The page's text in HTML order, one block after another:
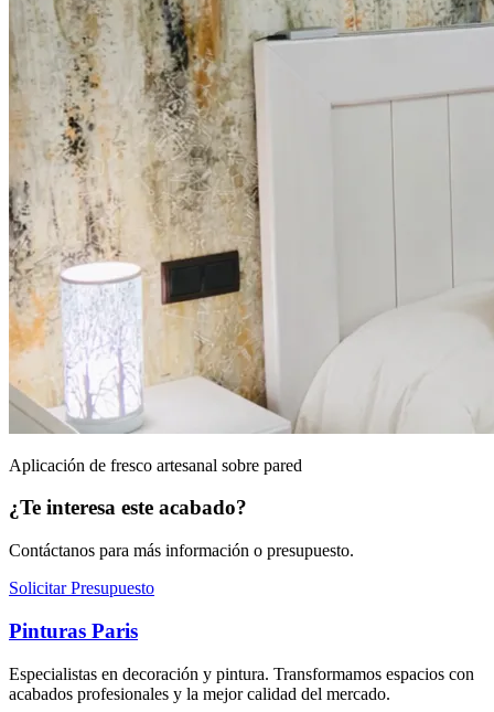
Aplicación de fresco artesanal sobre pared
¿Te interesa este acabado?
Contáctanos para más información o presupuesto.
Solicitar Presupuesto
Pinturas Paris
Especialistas en decoración y pintura. Transformamos espacios con
acabados profesionales y la mejor calidad del mercado.